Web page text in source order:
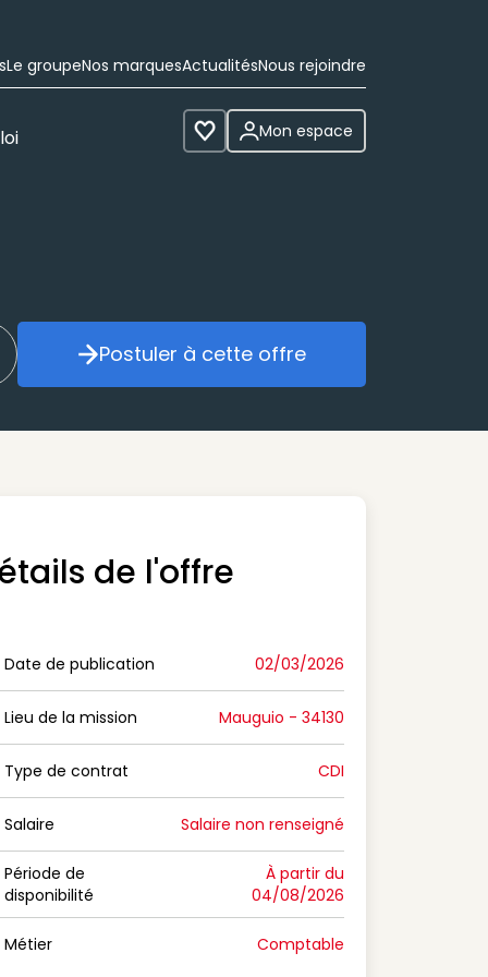
Le groupeNos marquesActualitésNous rejoindre
Voir les favoris
Mon espace
mon alerte Postuler à cette offre
Postuler à cette offre
de l'offre
Date de publication
Date de publication 02/03/2026
Lieu de la mission
Lieu de la mission Mauguio - 34130
Type de contrat
Type de contrat CDI
Salaire
Salaire Salaire non renseigné
Période de disponibilité
Période de
disponibilité
À partir du
04/08/2026
Métier Comptable